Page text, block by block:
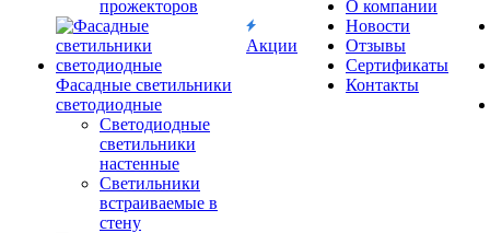
прожекторов
Фасадные светильники
светодиодные
Светодиодные
светильники
настенные
Светильники
встраиваемые в
стену
Акции
О компании
Новости
Отзывы
Сертификаты
Контакты